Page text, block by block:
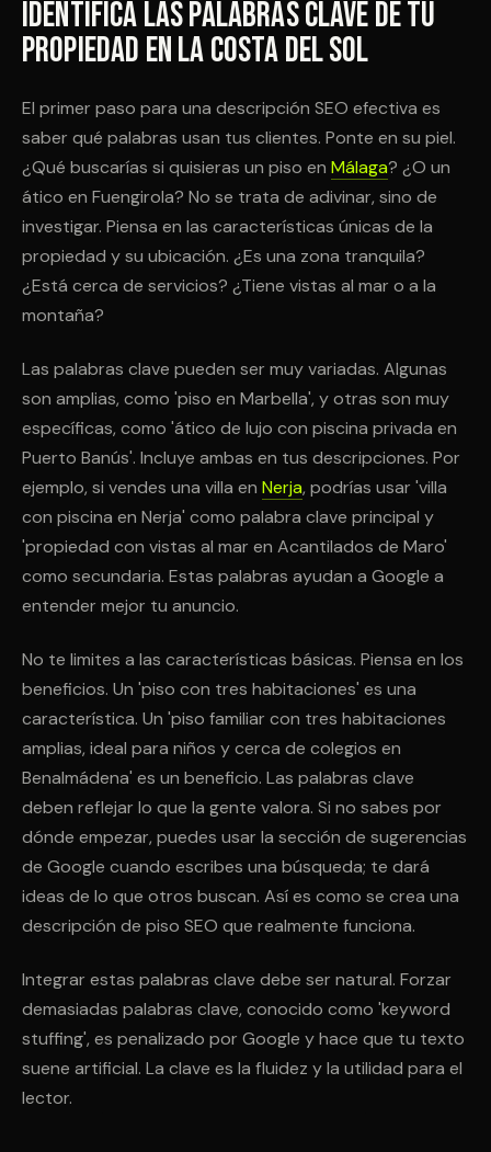
Identifica las Palabras Clave de Tu
Propiedad en la Costa del Sol
El primer paso para una descripción SEO efectiva es
saber qué palabras usan tus clientes. Ponte en su piel.
¿Qué buscarías si quisieras un piso en Málaga? ¿O un
ático en Fuengirola? No se trata de adivinar, sino de
investigar. Piensa en las características únicas de la
propiedad y su ubicación. ¿Es una zona tranquila?
¿Está cerca de servicios? ¿Tiene vistas al mar o a la
montaña?
Las palabras clave pueden ser muy variadas. Algunas
son amplias, como 'piso en Marbella', y otras son muy
específicas, como 'ático de lujo con piscina privada en
Puerto Banús'. Incluye ambas en tus descripciones. Por
ejemplo, si vendes una villa en Nerja, podrías usar 'villa
con piscina en Nerja' como palabra clave principal y
'propiedad con vistas al mar en Acantilados de Maro'
como secundaria. Estas palabras ayudan a Google a
entender mejor tu anuncio.
No te limites a las características básicas. Piensa en los
beneficios. Un 'piso con tres habitaciones' es una
característica. Un 'piso familiar con tres habitaciones
amplias, ideal para niños y cerca de colegios en
Benalmádena' es un beneficio. Las palabras clave
deben reflejar lo que la gente valora. Si no sabes por
dónde empezar, puedes usar la sección de sugerencias
de Google cuando escribes una búsqueda; te dará
ideas de lo que otros buscan. Así es como se crea una
descripción de piso SEO que realmente funciona.
Integrar estas palabras clave debe ser natural. Forzar
demasiadas palabras clave, conocido como 'keyword
stuffing', es penalizado por Google y hace que tu texto
suene artificial. La clave es la fluidez y la utilidad para el
lector.